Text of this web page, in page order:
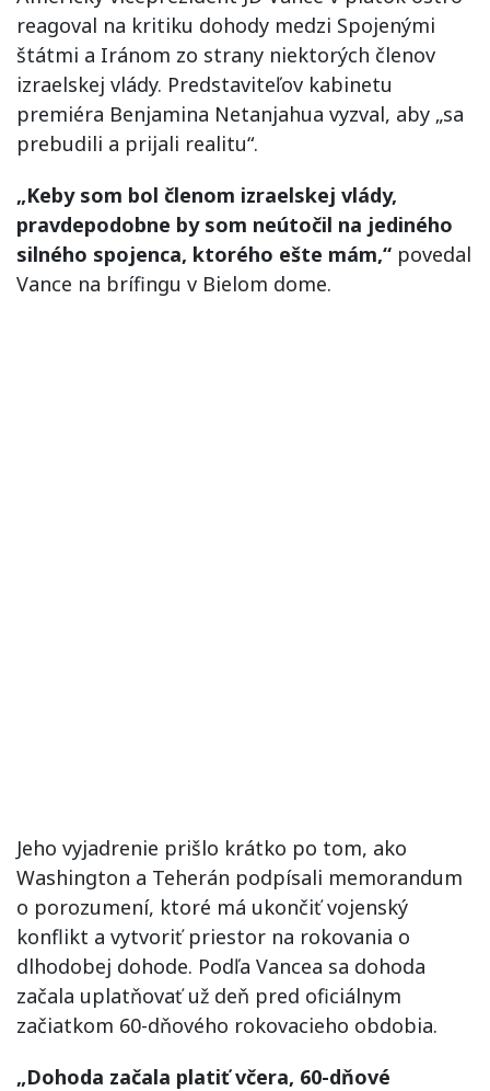
reagoval na kritiku dohody medzi Spojenými
štátmi a Iránom zo strany niektorých členov
izraelskej vlády. Predstaviteľov kabinetu
premiéra Benjamina Netanjahua vyzval, aby „sa
prebudili a prijali realitu“.
„Keby som bol členom izraelskej vlády,
pravdepodobne by som neútočil na jediného
silného spojenca, ktorého ešte mám,“ povedal
Vance na brífingu v Bielom dome.
Jeho vyjadrenie prišlo krátko po tom, ako
Washington a Teherán podpísali memorandum
o porozumení, ktoré má ukončiť vojenský
konflikt a vytvoriť priestor na rokovania o
dlhodobej dohode. Podľa Vancea sa dohoda
začala uplatňovať už deň pred oficiálnym
začiatkom 60-dňového rokovacieho obdobia.
„Dohoda začala platiť včera, 60-dňové